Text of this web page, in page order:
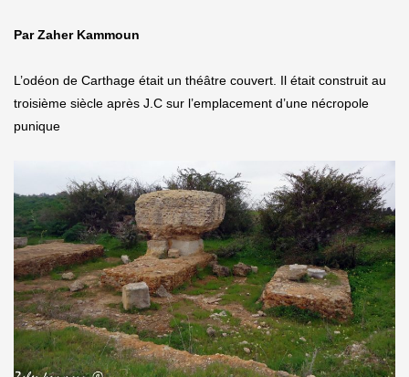
Par Zaher Kammoun
L’odéon de Carthage était un théâtre couvert. Il était construit au
troisième siècle après J.C sur l’emplacement d’une nécropole
punique